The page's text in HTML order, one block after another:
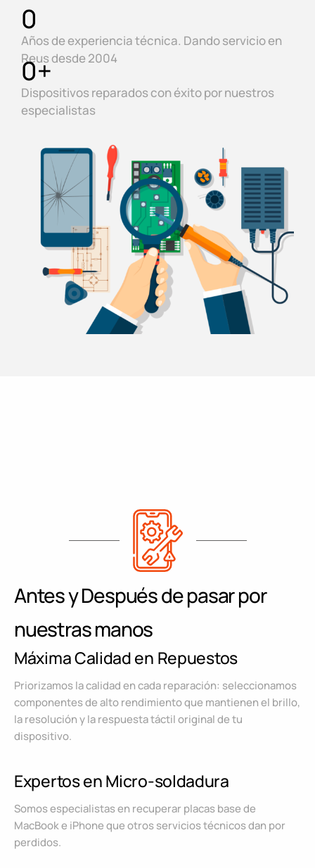
Años de experiencia técnica. Dando servicio en
Reus desde 2004
0
Dispositivos reparados con éxito por nuestros
especialistas
0+
Antes y Después de pasar por
nuestras manos
Máxima Calidad en Repuestos
Priorizamos la calidad en cada reparación: seleccionamos
componentes de alto rendimiento que mantienen el brillo,
la resolución y la respuesta táctil original de tu
dispositivo.
Expertos en Micro-soldadura
Somos especialistas en recuperar placas base de
MacBook e iPhone que otros servicios técnicos dan por
perdidos.